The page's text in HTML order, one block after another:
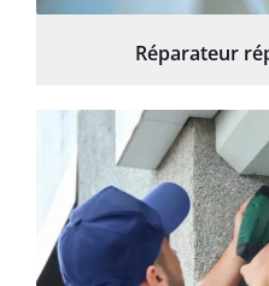
Réparateur